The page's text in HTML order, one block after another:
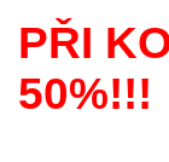
PŘI
50%!!!